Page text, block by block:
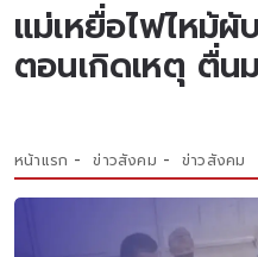
แม่เหยื่อไฟไหม้ผั
ตอนเกิดเหตุ ตื่น
หน้าแรก ข่าวสังคม ข่าวสังคม